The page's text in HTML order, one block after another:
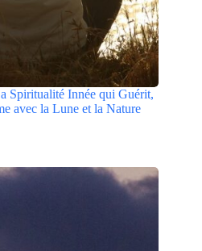
Spiritualité Innée qui Guérit,
avec la Lune et la Nature